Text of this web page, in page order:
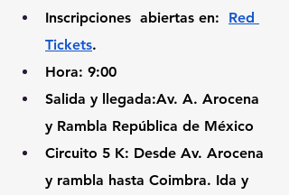
Inscripciones abiertas en: Red
Tickets.
Hora: 9:00
Salida y llegada:Av. A. Arocena
y Rambla República de México
Circuito 5 K: Desde Av. Arocena
y rambla hasta Coimbra. Ida y